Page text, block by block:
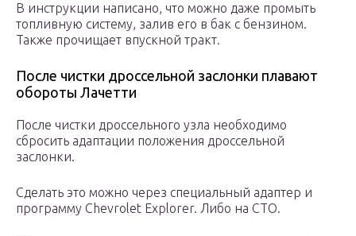
В инструкции написано, что можно даже промыть
топливную систему, залив его в бак с бензином.
Также прочищает впускной тракт.
После чистки дроссельной заслонки плавают
обороты Лачетти
После чистки дроссельного узла необходимо
сбросить адаптации положения дроссельной
заслонки.
Сделать это можно через специальный адаптер и
программу Chevrolet Explorer. Либо на СТО.